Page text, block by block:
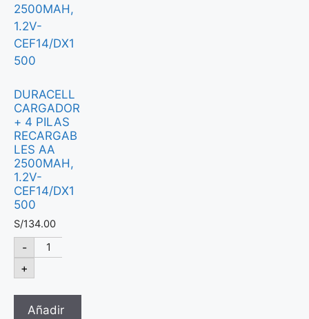
DURACELL
CARGADOR
+ 4 PILAS
RECARGAB
LES AA
2500MAH,
1.2V-
CEF14/DX1
500
S/134.00
-
+
Añadir